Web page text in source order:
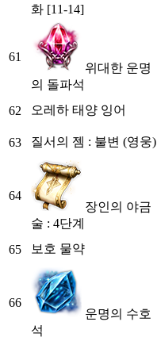
화 [11-14]
61
위대한 운명
의 돌파석
62 오레하 태양 잉어
63
질서의 젬 : 불변 (영웅)
64
장인의 야금
술 : 4단계
65 보호 물약
66
운명의 수호
석